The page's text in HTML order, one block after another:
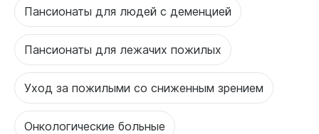
Пансионаты для людей с деменцией
Пансионаты для лежачих пожилых
Уход за пожилыми со сниженным зрением
Онкологические больные